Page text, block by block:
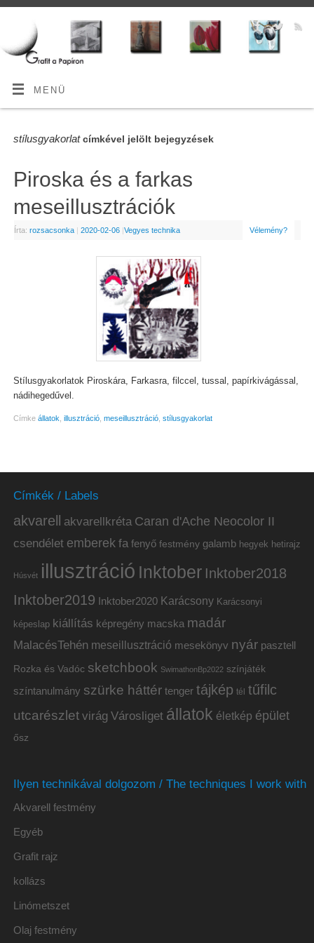
MENÜ
stílusgyakorlatcímkével jelölt bejegyzések
Piroska és a farkas
meseillusztrációk
Írta: rozsacsonka | 2020-02-06 |Vegyes technika Vélemény?
Stílusgyakorlatok Piroskára, Farkasra, filccel, tussal, papírkivágással,
nádihegedűvel.
Címke állatok, illusztráció, meseillusztráció, stílusgyakorlat
Címkék / Labels
akvarell akvarellkréta Caran d'Ache Neocolor II
csendélet emberek fa fenyő festmény galamb hegyek hetirajz
Húsvét illusztráció Inktober Inktober2018
Inktober2019 Inktober2020 Karácsony Karácsonyi
képeslap kiállítás képregény macska madár
MalacésTehén meseillusztráció mesekönyv nyár pasztell
Rozka és Vadóc sketchbook SwimathonBp2022 színjáték
színtanulmány szürke háttér tenger tájkép tél tűfilc
utcarészlet virág Városliget állatok életkép épület
ősz
Ilyen technikával dolgozom / The techniques I work with
Akvarell festmény
Egyéb
Grafit rajz
kollázs
Linómetszet
Olaj festmény